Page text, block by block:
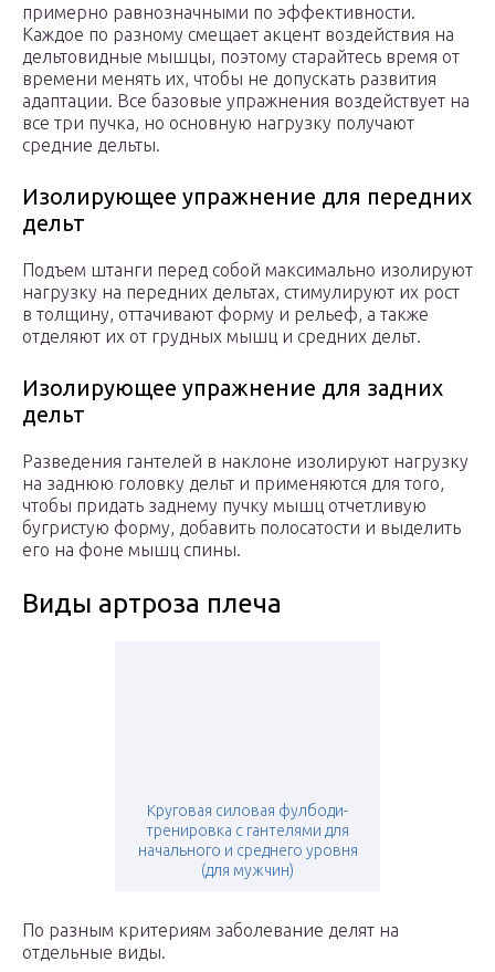
примерно равнозначными по эффективности.
Каждое по разному смещает акцент воздействия на
дельтовидные мышцы, поэтому старайтесь время от
времени менять их, чтобы не допускать развития
адаптации. Все базовые упражнения воздействует на
все три пучка, но основную нагрузку получают
средние дельты.
Изолирующее упражнение для передних
дельт
Подъем штанги перед собой максимально изолируют
нагрузку на передних дельтах, стимулируют их рост
в толщину, оттачивают форму и рельеф, а также
отделяют их от грудных мышц и средних дельт.
Изолирующее упражнение для задних
дельт
Разведения гантелей в наклоне изолируют нагрузку
на заднюю головку дельт и применяются для того,
чтобы придать заднему пучку мышц отчетливую
бугристую форму, добавить полосатости и выделить
его на фоне мышц спины.
Виды артроза плеча
Круговая силовая фулбоди-
тренировка с гантелями для
начального и среднего уровня
(для мужчин)
По разным критериям заболевание делят на
отдельные виды.